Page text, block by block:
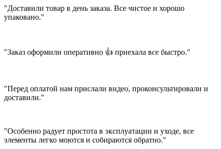
"Доставили товар в день заказа. Все чистое и хорошо
упаковано."
"Заказ оформили оперативно 👍 приехала все быстро."
"Перед оплатой нам прислали видео, проконсультировали и
доставили."
"Особенно радует простота в эксплуатации и уходе, все
элементы легко моются и собираются обратно."